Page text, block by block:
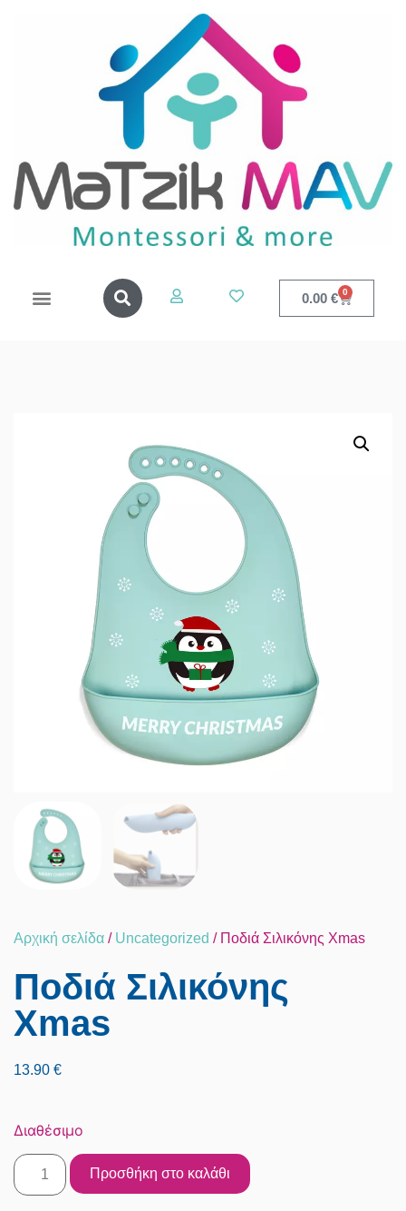
0.00 € 0
Αρχική σελίδα / Uncategorized / Ποδιά Σιλικόνης Xmas
Ποδιά Σιλικόνης
Xmas
13.90 €
Διαθέσιμο
Προσθήκη στο καλάθι